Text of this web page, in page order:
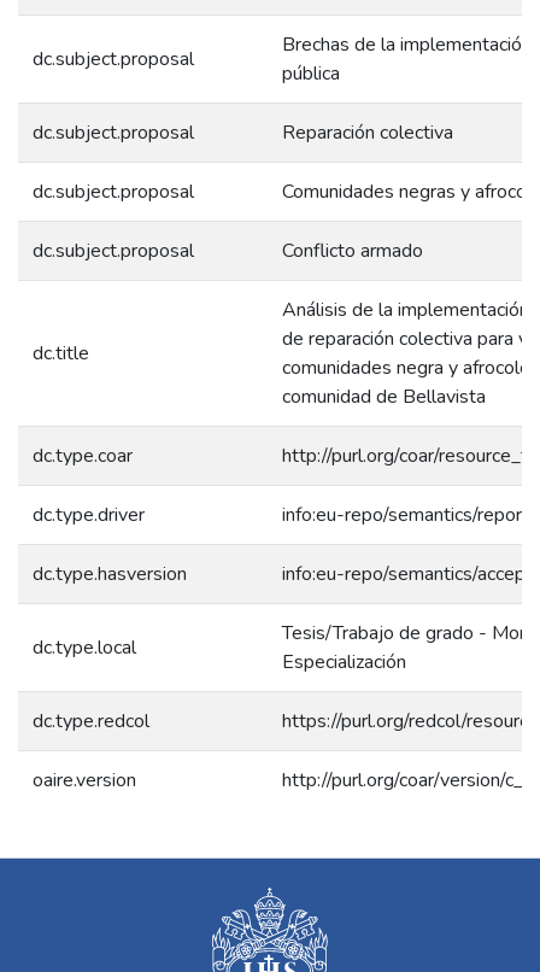
dc.subject.proposal
Brechas de la implementación
pública
dc.subject.proposal Reparación colectiva
dc.subject.proposal Comunidades negras y
dc.subject.proposal Conflicto armado
dc.title
Análisis de la implementación
de reparación colectiva para
comunidades negra y
comunidad de Bellavista
dc.type.coar http://purl.org/coar/
dc.type.driver info:eu-repo/semantics/report
dc.type.hasversion info:eu-repo/semantics/
dc.type.local
Tesis/Trabajo de grado -
Especialización
dc.type.redcol https://purl.org/redcol/
oaire.version http://purl.org/coar/version/